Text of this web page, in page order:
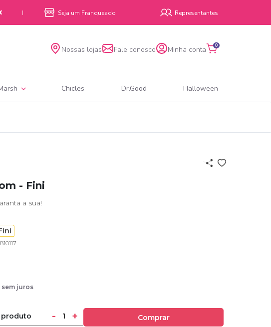
| Seja um Franqueado Representantes
Nossas lojas Fale conosco Minha conta 0
Chicles Dr.Good Halloween
- Fini
a sua!
sem juros
- + Comprar